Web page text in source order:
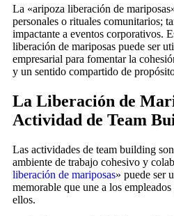
La «aripoza liberación de
personales o rituales comunitarios;
impactante a eventos corporativos.
liberación de mariposas puede ser
empresarial para fomentar la
y un sentido compartido de
La Liberación de
Actividad de Team
Las actividades de team building
ambiente de trabajo cohesivo y
liberación de mariposas» puede ser
memorable que une a los
ellos.